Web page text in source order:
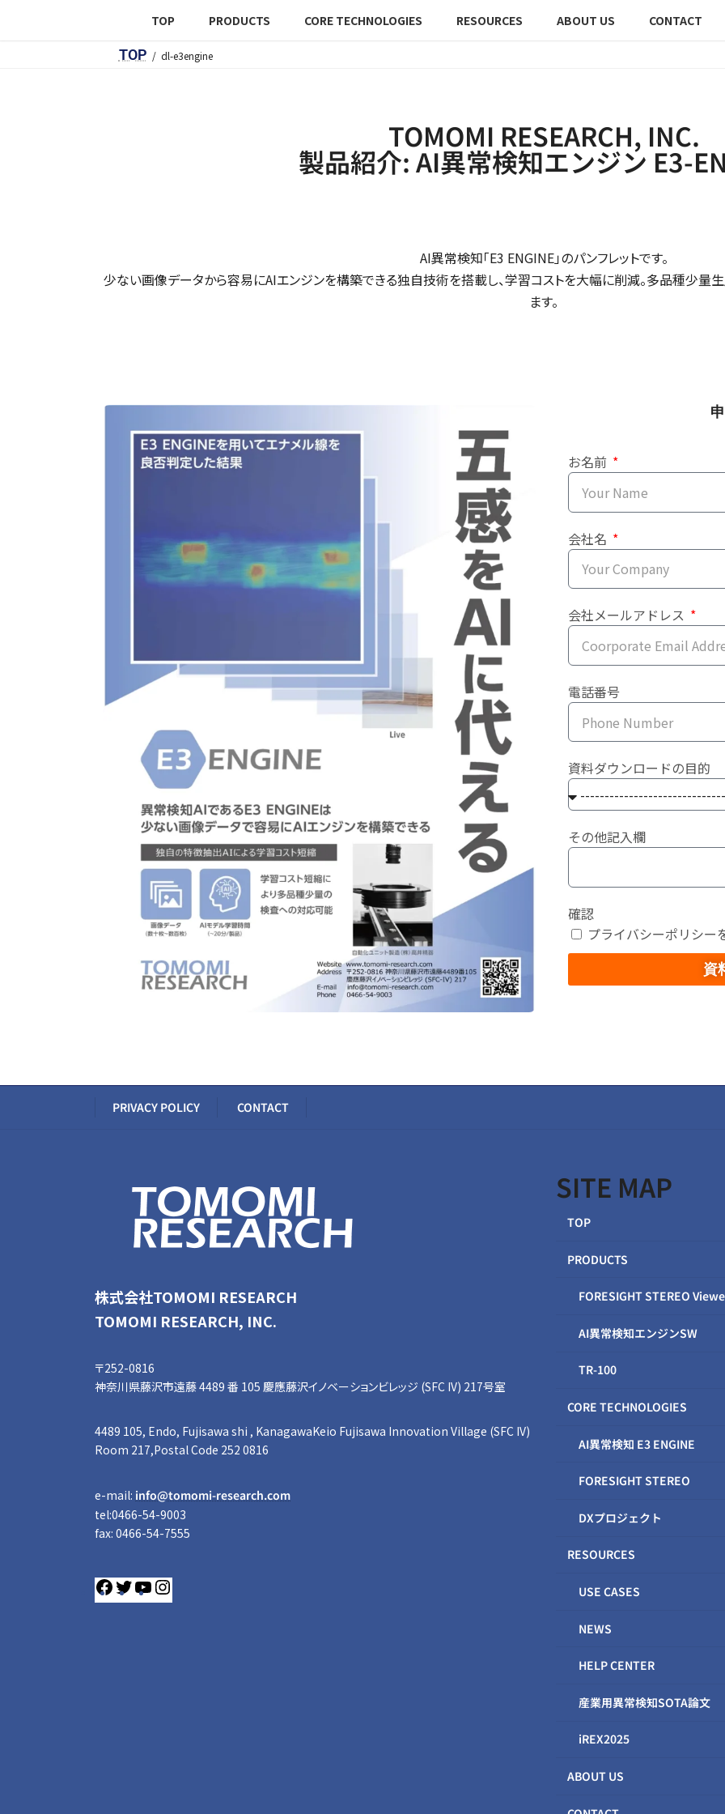
TOP PRODUCTS CORE TECHNOLOGIES RESOURCES ABOUT US CONTACT
TOP dl-e3engine
TOMOMI RESEARCH, INC.
製品紹介: AI異常検知エンジン E3-
AI異常検知「E3 ENGINE」のパンフレットです。
少ない画像データから容易にAIエンジンを構築できる独自技術を搭載し、学習コストを大幅に削減。多品種少量
ます。
お名前
会社名
会社メールアドレス
電話番号
資料ダウンロードの目的
その他記入欄
確認
プライバシーポリシー
資
PRIVACY POLICY CONTACT
株式会社TOMOMI RESEARCH
TOMOMI RESEARCH, INC.
〒252-0816
神奈川県藤沢市遠藤 4489 番 105 慶應藤沢イノベーションビレッジ (SFC IV) 217号室
4489 105, Endo, Fujisawa shi , KanagawaKeio Fujisawa Innovation Village (SFC IV)
Room 217,Postal Code 252 0816
e-mail: info@tomomi-research.com
tel:0466-54-9003
fax: 0466-54-7555
SITE MAP
TOP
PRODUCTS
FORESIGHT STEREO
AI異常検知エンジンSW
TR-100
CORE TECHNOLOGIES
AI異常検知 E3 ENGINE
FORESIGHT STEREO
DXプロジェクト
RESOURCES
USE CASES
NEWS
HELP CENTER
産業用異常検知SOTA論文
iREX2025
ABOUT US